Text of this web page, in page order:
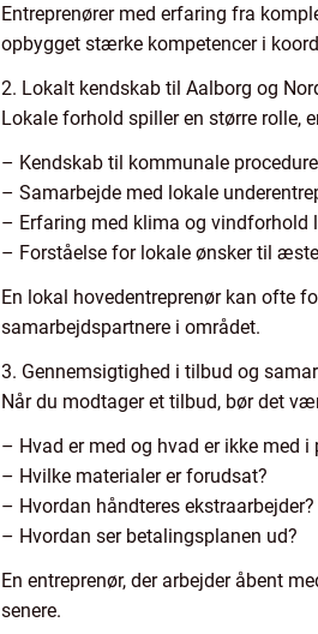
Entreprenører med erfaring fra
opbygget stærke kompetencer i
2. Lokalt kendskab til Aalborg og
Lokale forhold spiller en større rolle,
– Kendskab til kommunale
– Samarbejde med lokale
– Erfaring med klima og vindforhold
– Forståelse for lokale ønsker til
En lokal hovedentreprenør kan ofte
samarbejdspartnere i området.
3. Gennemsigtighed i tilbud og
Når du modtager et tilbud, bør det
– Hvad er med og hvad er ikke med i
– Hvilke materialer er forudsat?
– Hvordan håndteres ekstraarbejder?
– Hvordan ser betalingsplanen ud?
En entreprenør, der arbejder åbent
senere.